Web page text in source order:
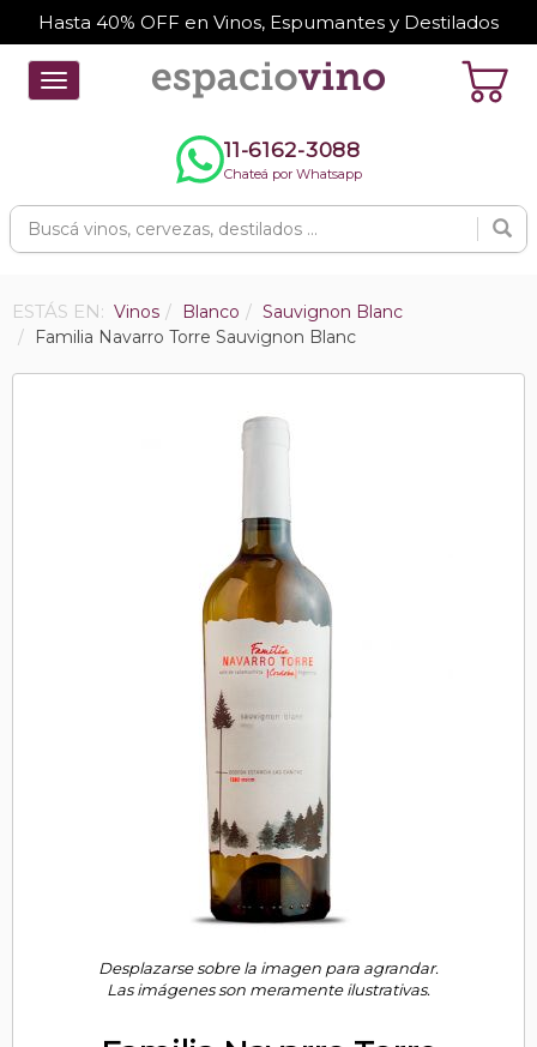
Hasta 40% OFF en Vinos, Espumantes y Destilados
Toggle
navigation
11-6162-3088
Chateá por Whatsapp
ESTÁS EN: Vinos Blanco
Sauvignon Blanc
Familia Navarro Torre Sauvignon Blanc
Desplazarse sobre la imagen para agrandar.
Las imágenes son meramente ilustrativas.